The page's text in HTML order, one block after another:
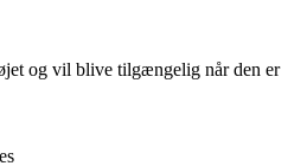
og vil blive tilgængelig når den er